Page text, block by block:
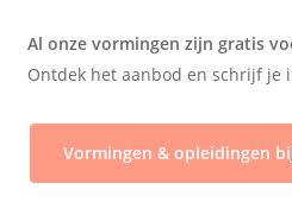
Al onze vormingen zijn gratis
Ontdek het aanbod en schrijf je
Vormingen & opleidingen